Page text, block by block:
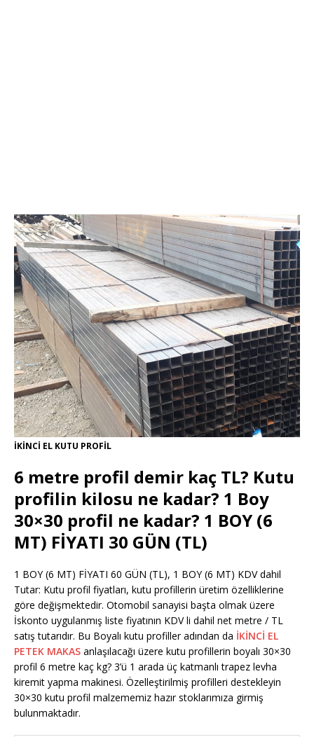
İKİNCİ EL KUTU PROFİL
6 metre profil demir kaç TL? Kutu
profilin kilosu ne kadar? 1 Boy
30×30 profil ne kadar? 1 BOY (6
MT) FİYATI 30 GÜN (TL)
1 BOY (6 MT) FİYATI 60 GÜN (TL), 1 BOY (6 MT) KDV dahil
Tutar: Kutu profil fiyatları, kutu profillerin üretim özelliklerine
göre değişmektedir. Otomobil sanayisi başta olmak üzere
İskonto uygulanmış liste fiyatının KDV li dahil net metre / TL
satış tutarıdır. Bu Boyalı kutu profiller adından da İKİNCİ EL
PETEK MAKAS anlaşılacağı üzere kutu profillerin boyalı 30×30
profil 6 metre kaç kg? 3’ü 1 arada üç katmanlı trapez levha
kiremit yapma makinesi. Özelleştirilmiş profilleri destekleyin
30×30 kutu profil malzememiz hazır stoklarımıza girmiş
bulunmaktadır.